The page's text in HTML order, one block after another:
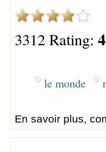
3312 Rating:
le monde
En savoir plus,